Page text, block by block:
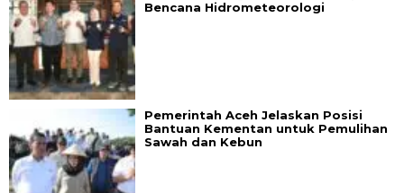
Bencana Hidrometeorologi
Pemerintah Aceh Jelaskan Posisi
Bantuan Kementan untuk Pemulihan
Sawah dan Kebun